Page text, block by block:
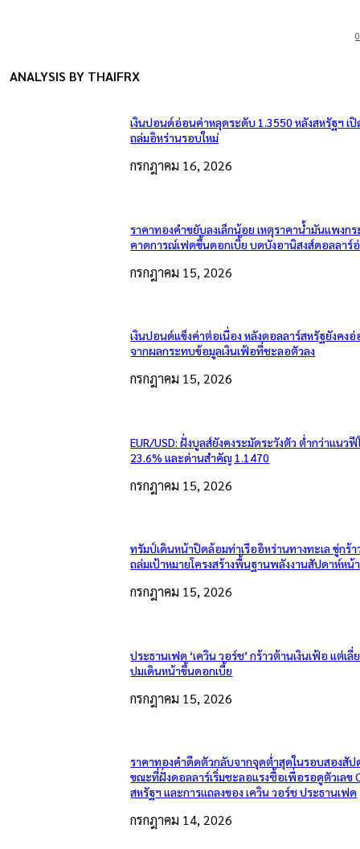
0
ANALYSIS BY THAIFRX
เงินปอนด์อ่อนค่าหลุดระดับ 1.3550 หลังสหรัฐฯ เ
ถล่มอิหร่านรอบใหม่
กรกฎาคม 16, 2026
ราคาทองคำขยับลงเล็กน้อย เหตุราคาน้ำมันแพงก
คาดการณ์เฟดขึ้นดอกเบี้ย บดบังอานิสงส์ดอลลาร์
กรกฎาคม 15, 2026
เงินปอนด์แข็งค่าต่อเนื่อง หลังดอลลาร์สหรัฐยังคง
จากผลกระทบข้อมูลเงินเฟ้อที่ชะลอตัวลง
กรกฎาคม 15, 2026
EUR/USD: ฝั่งบูลส์ยังคงระมัดระวังตัว ต่ำกว่าแนว
23.6% และด่านสำคัญ 1.1470
กรกฎาคม 15, 2026
ทรัมป์เดินหน้าปิดล้อมท่าเรืออิหร่านทางทะเล ขู่กร้า
ถล่มเป้าหมายโครงสร้างพื้นฐานพลังงานสัปดาห์หน้า
กรกฎาคม 15, 2026
ประธานเฟด ‘เควิน วอร์ช’ กร้าวต้านเงินเฟ้อ แต่เลี่
ปมเดินหน้าขึ้นดอกเบี้ย
กรกฎาคม 15, 2026
ราคาทองคำดีดตัวกลับจากจุดต่ำสุดในรอบสองสัป
ขณะที่ฝั่งดอลลาร์เริ่มชะลอแรงซื้อเพื่อรอดูตัวเลข
สหรัฐฯ และการแถลงของ เควิน วอร์ช ประธานเฟด
กรกฎาคม 14, 2026